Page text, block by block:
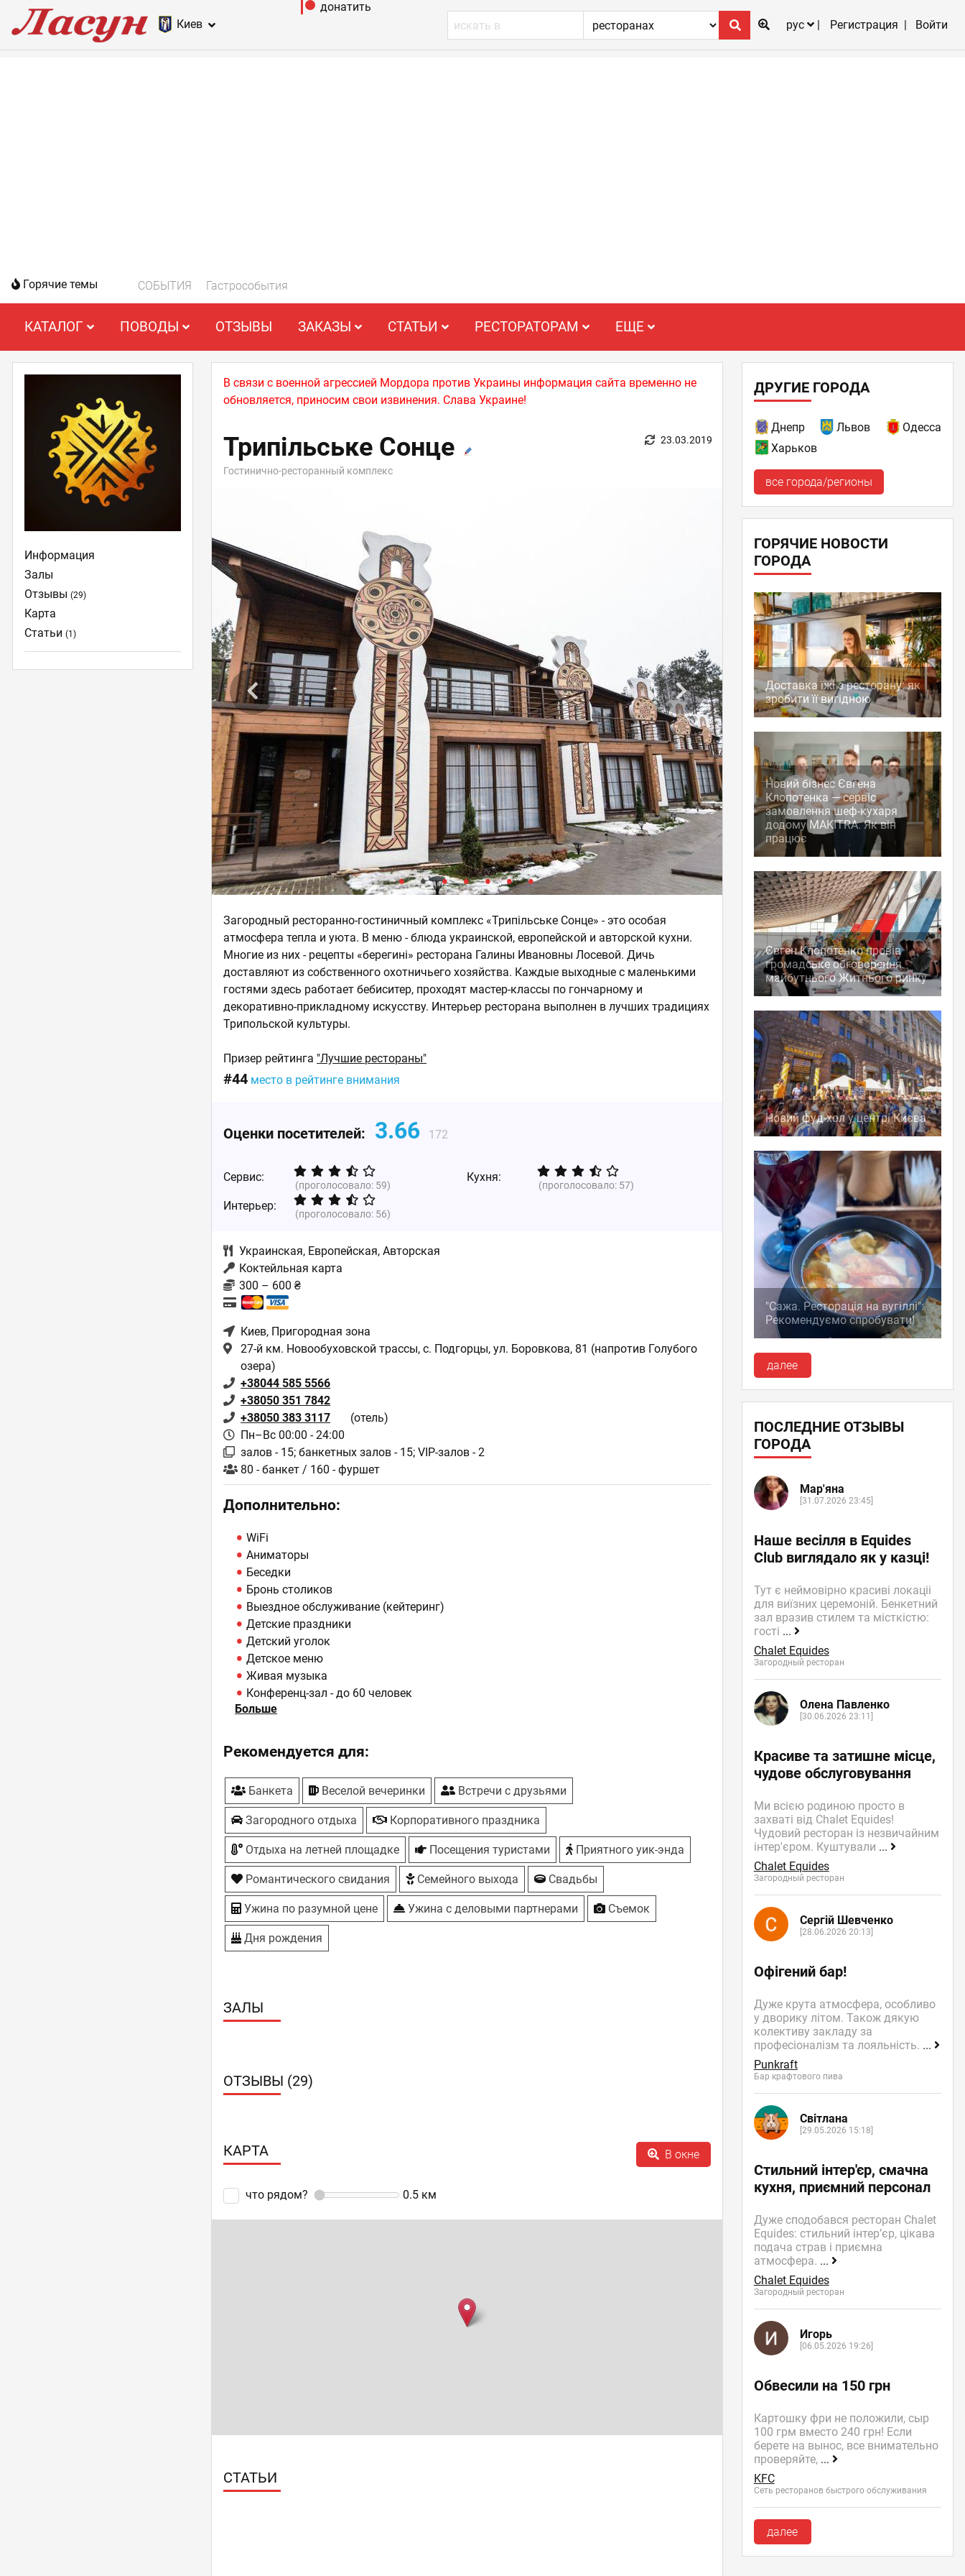
Киев
донатить
рус
Регистрация Войти
Горячие темы СОБЫТИЯ Гастрособытия
КАТАЛОГ ПОВОДЫ ОТЗЫВЫ ЗАКАЗЫ СТАТЬИ РЕСТОРАТОРАМ ЕЩЕ
В связи с военной агрессией Мордора против Украины информация сайта временно не
обновляется, приносим свои извинения. Слава Украине!
Трипільське Сонце
Гостинично-ресторанный комплекс
23.03.2019
Загородный ресторанно-гостиничный комплекс «Трипільське Сонце» - это особая
атмосфера тепла и уюта. В меню - блюда украинской, европейской и авторской кухни.
Многие из них - рецепты «берегині» ресторана Галины Ивановны Лосевой. Дичь
доставляют из собственного охотничьего хозяйства. Каждые выходные с маленькими
гостями здесь работает бебиситер, проходят мастер-классы по гончарному и
декоративно-прикладному искусству. Интерьер ресторана выполнен в лучших традициях
Трипольской культуры.
Призер рейтинга "Лучшие рестораны"
#44 место в рейтинге внимания
Оценки посетителей: 3.66 172
Сервис:
(проголосовало: 59)
Кухня:
(проголосовало: 57)
Интерьер:
(проголосовало: 56)
Украинская, Европейская,Авторская
Коктейльная карта
300 – 600 ₴
Киев, Пригородная зона
27-й км. Новообуховской трассы, с. Подгорцы, ул. Боровкова, 81 (напротив Голубого
озера)
+38044 585 5566
+38050 351 7842
+38050 383 3117
(отель)
Пн–Вс 00:00 - 24:00
залов - 15; банкетных залов - 15; VIP-залов - 2
80 - банкет / 160 - фуршет
Дополнительно:
WiFi
Аниматоры
Беседки
Бронь столиков
Выездное обслуживание (кейтеринг)
Детские праздники
Детский уголок
Детское меню
Живая музыка
Конференц-зал - до 60 человек
Летняя площадка
Сауна, Баня
Свадьбы
Танцпол
ТВ-плазмы
Больше
Рекомендуется для:
Банкета Веселой вечеринки Встречи с друзьями
Загородного отдыха Корпоративного праздника
Отдыха на летней площадке Посещения туристами Приятного уик-энда
Романтического свидания Семейного выхода Свадьбы
Ужина по разумной цене Ужина с деловыми партнерами Съемок
Дня рождения
ЗАЛЫ
ОТЗЫВЫ (29)
КАРТА В окне
что рядом? 0.5 км
СТАТЬИ
Информация
Залы
Отзывы(29)
Карта
Статьи(1)
ДРУГИЕ ГОРОДА
Днепр Львов
Одесса
Харьков
все города/регионы
ГОРЯЧИЕ НОВОСТИ
ГОРОДА
Доставка їжі з ресторану: як
зробити її вигідною
Новий бізнес Євгена
Клопотенка — сервіс
замовлення шеф-кухаря
додому MAKITRA. Як він
працює
Євген Клопотенко провів
громадське обговорення
майбутнього Житнього ринку
Новий фуд-хол у центрі Києва
"Сажа. Ресторація на вугіллі":
Рекомендуємо спробувати!
далее
ПОСЛЕДНИЕ ОТЗЫВЫ
ГОРОДА
Мар'яна
[31.07.2026 23:45]
Наше весілля в Equides
Club виглядало як у казці!
Тут є неймовірно красиві локаціі
для виїзних церемоній. Бенкетний
зал вразив стилем та місткістю:
гості ...
Chalet Equides
Загородный ресторан
Олена Павленко
[30.06.2026 23:11]
Красиве та затишне місце,
чудове обслуговування
Ми всією родиною просто в
захваті від Chalet Equides!
Чудовий ресторан із незвичайним
інтер'єром. Куштували ...
Chalet Equides
Загородный ресторан
Сергій Шевченко
[28.06.2026 20:13]
Офігений бар!
Дуже крута атмосфера, особливо
у дворику літом. Також дякую
колективу закладу за
професіоналізм та лояльність. ...
Punkraft
Бар крафтового пива
Світлана
[29.05.2026 15:18]
Стильний інтер'єр, смачна
кухня, приємний персонал
Дуже сподобався ресторан Chalet
Equides: стильний інтер’єр, цікава
подача страв і приємна
атмосфера. ...
Chalet Equides
Загородный ресторан
Игорь
[06.05.2026 19:26]
Обвесили на 150 грн
Картошку фри не положили, сыр
100 грм вместо 240 грн! Если
берете на вынос, все внимательно
проверяйте, ...
KFC
Сеть ресторанов быстрого обслуживания
далее